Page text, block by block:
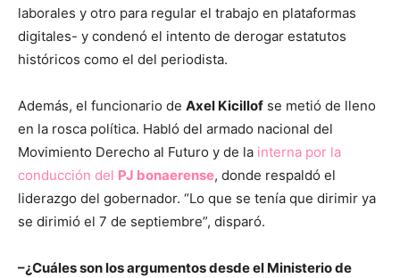
laborales y otro para regular el trabajo en plataformas
digitales- y condenó el intento de derogar estatutos
históricos como el del periodista.
Además, el funcionario de Axel Kicillof se metió de lleno
en la rosca política. Habló del armado nacional del
Movimiento Derecho al Futuro y de la interna por la
conducción del PJ bonaerense, donde respaldó el
liderazgo del gobernador. “Lo que se tenía que dirimir ya
se dirimió el 7 de septiembre”, disparó.
–¿Cuáles son los argumentos desde el Ministerio de